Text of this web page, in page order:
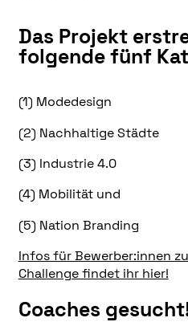
Das Projekt
folgende fünf
(1) Modedesign
(2) Nachhaltige Städte
(3) Industrie 4.0
(4) Mobilität und
(5) Nation Branding
Infos für Bewerber:innen
Challenge findet ihr hier!
Coaches